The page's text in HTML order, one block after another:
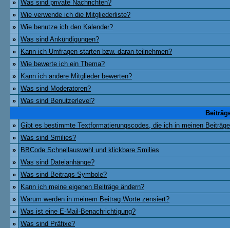
» Was sind private Nachrichten?
» Wie verwende ich die Mitgliederliste?
» Wie benutze ich den Kalender?
» Was sind Ankündigungen?
»
Kann ich Umfragen starten bzw. daran teilnehmen?
» Wie bewerte ich ein Thema?
»
Kann ich andere Mitglieder bewerten?
» Was sind Moderatoren?
» Was sind Benutzerlevel?
» Gibt es bestimmte Textformatierungscodes, die ich in meinen
» Was sind Smilies?
»
BBCode Schnellauswahl und klickbare Smilies
» Was sind Dateianhänge?
» Was sind Beitrags-Symbole?
»
Kann ich meine eigenen Beiträge ändern?
» Warum werden in meinem Beitrag Worte zensiert?
» Was ist eine E-Mail-Benachrichtigung?
» Was sind Präfixe?